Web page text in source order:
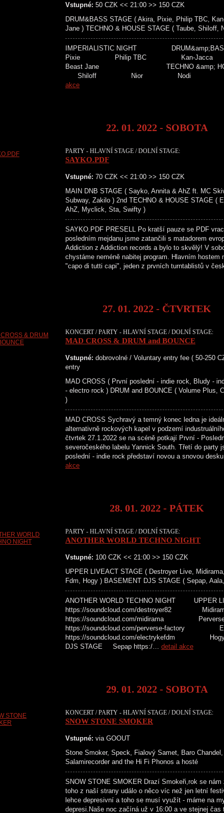
Vstupné: 50 CZK << 21:00 >> 150 CZK
DRUM&BASS STAGE ( Akira, Pixie, Philip TBC,
Jane ) TECHNO & HOUSE STAGE ( Taube, Shiloff,
IMPERIALISTIC NIGHT
Pixie Philip TBC Kan-
Beast Jane TECHNO &amp;
Shiloff Nior Nodi
akce
22. 01. 2022 - SOBOTA
PARTY - HLAVNÍ STAGE / DOLNÍ STAGE:
SAYKO.PDF
Vstupné: 70 CZK << 21:00 >> 150 CZK
MAIN DNB STAGE ( Sayko, Annita & AhZ ft. MC
Subway, Zakilo ) 2nd TECHNO & HOUSE STAGE (
AhZ, Myclick, Sta, Swifty )
SAYKO.PDF PRESELL Po kratší pauze se PDF
posledním mejdanu jsme zatančili s matadorem
Addiction z Addiction records a bylo to skvělý! V
chystáme neméně nabitej program. Hlavním hostem
"capo di tutti capi", jeden z prvních turntablistů v
27. 01. 2022 - ČTVRTEK
KONCERT / PARTY - HLAVNÍ STAGE / DOLNÍ STAGE:
MAD CROSS & DRUM and BOUNCE
Vstupné: dobrovolné / Voluntary entry fee ( 50-250
entry
MAD CROSS ( První poslední - indie rock, Bludy -
- electro rock ) DRUM and BOUNCE ( Volume Plus,
)
MAD CROSS Sychravý a temný konec ledna je
alternativně rockových kapel v podzemí
čtvrtek 27.1.2022 se na scéně potkají První -
severočeského labelu Yannick South. Třetí do
poslední - indie rock představí novou a snovou
akce
28. 01. 2022 - PÁTEK
PARTY - HLAVNÍ STAGE / DOLNÍ STAGE:
ANOTHER WORLD TECHNO NIGHT
Vstupné: 100 CZK << 21:00 >> 150 CZK
UPPER LIVEACT STAGE ( Destroyer Live,
Fdm, Hogy ) BASEMENT DJS STAGE ( Sepap,
ANOTHER WORLD TECHNO NIGHT UPPER
https://soundcloud.com/destroyer82
https://soundcloud.com/midirama Perverse
https://soundcloud.com/perverse-factory
https://soundcloud.com/
DJS STAGE Sepap https:/… detail akce
29. 01. 2022 - SOBOTA
KONCERT / PARTY - HLAVNÍ STAGE / DOLNÍ STAGE:
SNOW STONE SMOKER
Vstupné: via GOOUT
Stone Smoker, Speck, Fialový Samet, Baro
Salamirecorder and the Hi Fi Phonos a hosté
SNOW STONE SMOKER Drazí Smokeři,rok se
toho z naší strany událo o něco víc než jen letní
lehce depresivní a toho se musí využít - máme na
depresi.Naše noc začíná už v 16:00 a ve stejnej